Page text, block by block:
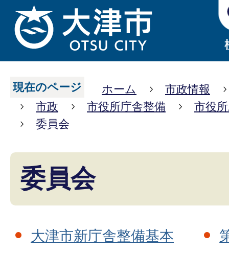
現在のページ ホーム
市政情報
市政
市役所庁舎整備
市役
委員会
委員会
大津市新庁舎整備基本